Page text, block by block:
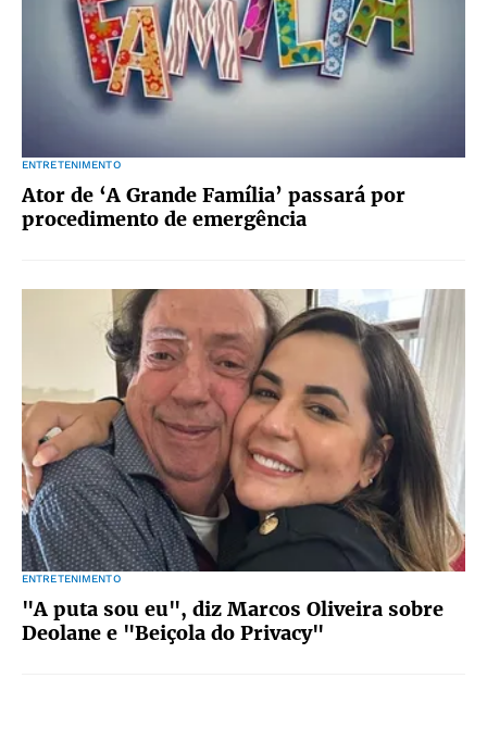
ENTRETENIMENTO
Ator de ‘A Grande Família’ passará por
procedimento de emergência
ENTRETENIMENTO
"A puta sou eu", diz Marcos Oliveira sobre
Deolane e "Beiçola do Privacy"